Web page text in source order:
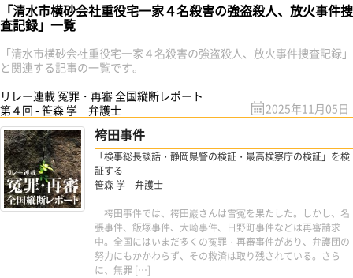
「清水市横砂会社重役宅一家４名殺害の強盗殺人、放火事件捜
査記録」一覧
「清水市横砂会社重役宅一家４名殺害の強盗殺人、放火事件捜査記録」
と関連する記事の一覧です。
リレー連載 冤罪・再審 全国縦断レポート
第４回 - 笹森 学 弁護士
2025年11月05日
袴田事件
「検事総長談話・静岡県警の検証・最高検察庁の検証」を検
証する
笹森 学 弁護士
袴田事件では、袴田巖さんは雪冤を果たした。しかし、名
張事件、飯塚事件、大崎事件、日野町事件などは再審請求
中。全国にはいまだ多くの冤罪・再審事件があり、弁護団の
努力にもかかわらず、その救済は取り残されている。さら
に、無罪 […]